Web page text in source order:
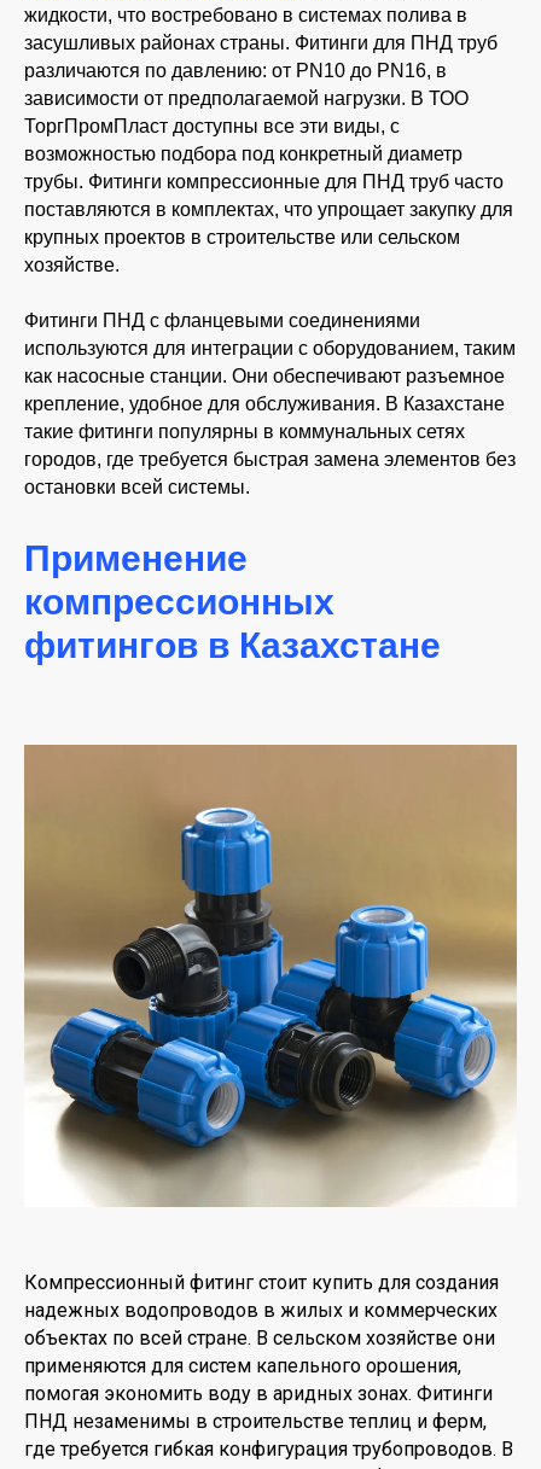
жидкости, что востребовано в системах полива в
засушливых районах страны. Фитинги для ПНД труб
различаются по давлению: от PN10 до PN16, в
зависимости от предполагаемой нагрузки. В ТОО
ТоргПромПласт доступны все эти виды, с
возможностью подбора под конкретный диаметр
трубы. Фитинги компрессионные для ПНД труб часто
поставляются в комплектах, что упрощает закупку для
крупных проектов в строительстве или сельском
хозяйстве.
Фитинги ПНД с фланцевыми соединениями
используются для интеграции с оборудованием, таким
как насосные станции. Они обеспечивают разъемное
крепление, удобное для обслуживания. В Казахстане
такие фитинги популярны в коммунальных сетях
городов, где требуется быстрая замена элементов без
остановки всей системы.
Применение
компрессионных
фитингов в Казахстане
Компрессионный фитинг стоит купить для создания
надежных водопроводов в жилых и коммерческих
объектах по всей стране. В сельском хозяйстве они
применяются для систем капельного орошения,
помогая экономить воду в аридных зонах. Фитинги
ПНД незаменимы в строительстве теплиц и ферм,
где требуется гибкая конфигурация трубопроводов. В